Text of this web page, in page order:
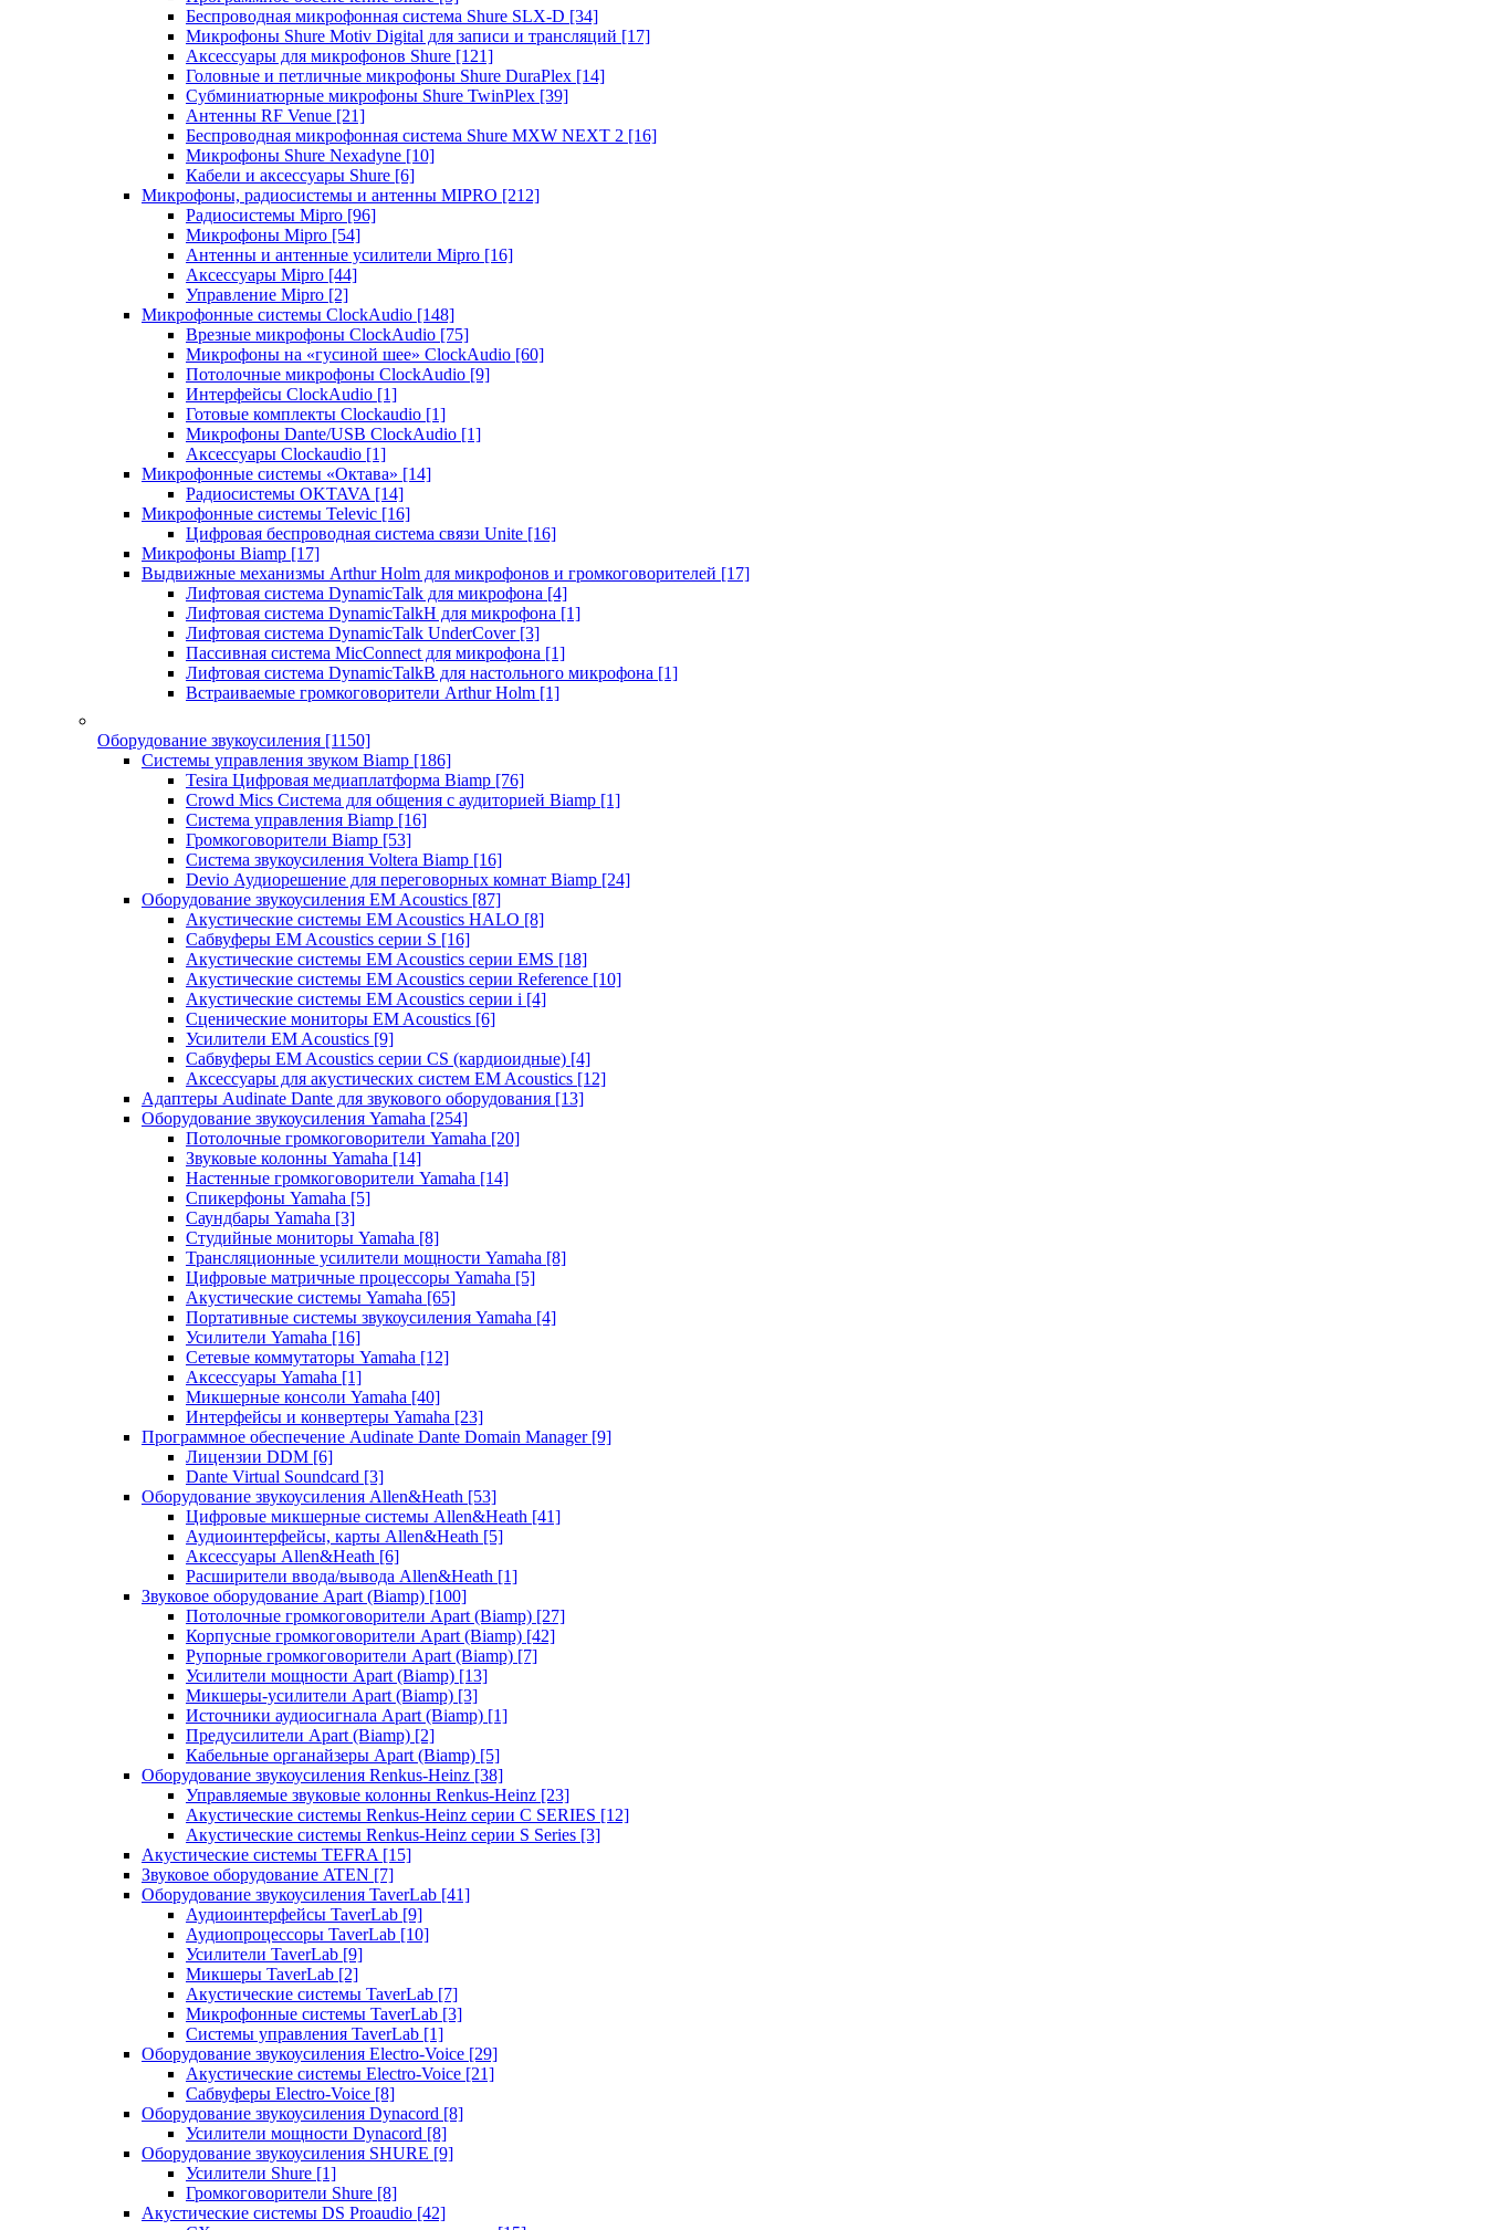
Беспроводная микрофонная система Shure SLX-D [34]
Микрофоны Shure Motiv Digital для записи и трансляций [17]
Аксессуары для микрофонов Shure [121]
Головные и петличные микрофоны Shure DuraPlex [14]
Субминиатюрные микрофоны Shure TwinPlex [39]
Антенны RF Venue [21]
Беспроводная микрофонная система Shure MXW NEXT 2 [16]
Микрофоны Shure Nexadyne [10]
Кабели и аксессуары Shure [6]
Микрофоны, радиосистемы и антенны MIPRO [212]
Радиосистемы Mipro [96]
Микрофоны Mipro [54]
Антенны и антенные усилители Mipro [16]
Аксессуары Mipro [44]
Управление Mipro [2]
Микрофонные системы ClockAudio [148]
Врезные микрофоны ClockAudio [75]
Микрофоны на «гусиной шее» ClockAudio [60]
Потолочные микрофоны ClockAudio [9]
Интерфейсы ClockAudio [1]
Готовые комплекты Clockaudio [1]
Микрофоны Dante/USB ClockAudio [1]
Аксессуары Clockaudio [1]
Микрофонные системы «Октава» [14]
Радиосистемы OKTAVA [14]
Микрофонные системы Televic [16]
Цифровая беспроводная система связи Unite [16]
Микрофоны Biamp [17]
Выдвижные механизмы Arthur Holm для микрофонов и громкоговорителей [17]
Лифтовая система DynamicTalk для микрофона [4]
Лифтовая система DynamicTalkH для микрофона [1]
Лифтовая система DynamicTalk UnderCover [3]
Пассивная система MicConnect для микрофона [1]
Лифтовая система DynamicTalkB для настольного микрофона [1]
Встраиваемые громкоговорители Arthur Holm [1]
Оборудование звукоусиления [1150]
Системы управления звуком Biamp [186]
Tesira Цифровая медиаплатформа Biamp [76]
Crowd Mics Система для общения с аудиторией Biamp [1]
Система управления Biamp [16]
Громкоговорители Biamp [53]
Система звукоусиления Voltera Biamp [16]
Devio Аудиорешение для переговорных комнат Biamp [24]
Оборудование звукоусиления EM Acoustics [87]
Акустические системы EM Acoustics HALO [8]
Сабвуферы EM Acoustics серии S [16]
Акустические системы EM Acoustics серии EMS [18]
Акустические системы EM Acoustics серии Reference [10]
Акустические системы EM Acoustics серии i [4]
Сценические мониторы EM Acoustics [6]
Усилители EM Acoustics [9]
Сабвуферы EM Acoustics серии CS (кардиоидные) [4]
Аксессуары для акустических систем EM Acoustics [12]
Адаптеры Audinate Dante для звукового оборудования [13]
Оборудование звукоусиления Yamaha [254]
Потолочные громкоговорители Yamaha [20]
Звуковые колонны Yamaha [14]
Настенные громкоговорители Yamaha [14]
Спикерфоны Yamaha [5]
Саундбары Yamaha [3]
Студийные мониторы Yamaha [8]
Трансляционные усилители мощности Yamaha [8]
Цифровые матричные процессоры Yamaha [5]
Акустические системы Yamaha [65]
Портативные системы звукоусиления Yamaha [4]
Усилители Yamaha [16]
Сетевые коммутаторы Yamaha [12]
Аксессуары Yamaha [1]
Микшерные консоли Yamaha [40]
Интерфейсы и конвертеры Yamaha [23]
Программное обеспечение Audinate Dante Domain Manager [9]
Лицензии DDM [6]
Dante Virtual Soundcard [3]
Оборудование звукоусиления Allen&Heath [53]
Цифровые микшерные системы Allen&Heath [41]
Аудиоинтерфейсы, карты Allen&Heath [5]
Аксессуары Allen&Heath [6]
Расширители ввода/вывода Allen&Heath [1]
Звуковое оборудование Apart (Biamp) [100]
Потолочные громкоговорители Apart (Biamp) [27]
Корпусные громкоговорители Apart (Biamp) [42]
Рупорные громкоговорители Apart (Biamp) [7]
Усилители мощности Apart (Biamp) [13]
Микшеры-усилители Apart (Biamp) [3]
Источники аудиосигнала Apart (Biamp) [1]
Предусилители Apart (Biamp) [2]
Кабельные органайзеры Apart (Biamp) [5]
Оборудование звукоусиления Renkus-Heinz [38]
Управляемые звуковые колонны Renkus-Heinz [23]
Акустические системы Renkus-Heinz серии C SERIES [12]
Акустические системы Renkus-Heinz серии S Series [3]
Акустические системы TEFRA [15]
Звуковое оборудование ATEN [7]
Оборудование звукоусиления TaverLab [41]
Аудиоинтерфейсы TaverLab [9]
Аудиопроцессоры TaverLab [10]
Усилители TaverLab [9]
Микшеры TaverLab [2]
Акустические системы TaverLab [7]
Микрофонные системы TaverLab [3]
Системы управления TaverLab [1]
Оборудование звукоусиления Electro-Voice [29]
Акустические системы Electro-Voice [21]
Сабвуферы Electro-Voice [8]
Оборудование звукоусиления Dynacord [8]
Усилители мощности Dynacord [8]
Оборудование звукоусиления SHURE [9]
Усилители Shure [1]
Громкоговорители Shure [8]
Акустические системы DS Proaudio [42]